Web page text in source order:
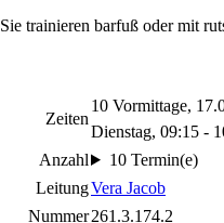
Sie trainieren barfuß odermit
Zeiten
10 Vormittage,
Dienstag, 09:15 -
Anzahl
10 Termin(e)
LeitungVera Jacob
Nummer261.3.174.2